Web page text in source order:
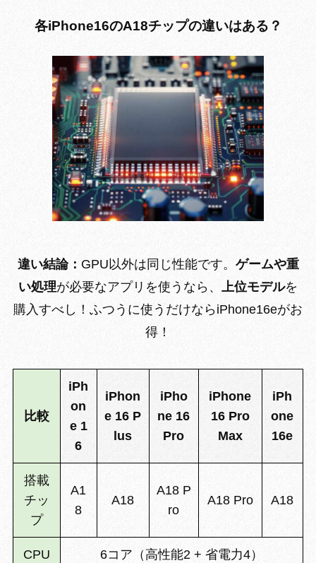
各iPhone16のA18チップの違いはある？
違い結論： GPU以外は同じ性能です。 ゲームや重
い処理が必要なアプリを使うなら、 上位モデルを
購入すべし！ふつうに使うだけならiPhone16eがお
得！
比較
iPh
on
e 1
6
iPhon
e 16 P
lus
iPho
ne 16
Pro
iPhone
16 Pro
Max
iPh
one
16e
搭載
チッ
プ
A1
8
A18
A18 P
ro
A18 Pro A18
CPU 6コア（高性能2 + 省電力4）